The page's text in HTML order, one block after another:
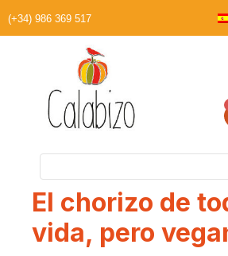
(+34) 986 369 517
El chorizo de
vida, pero